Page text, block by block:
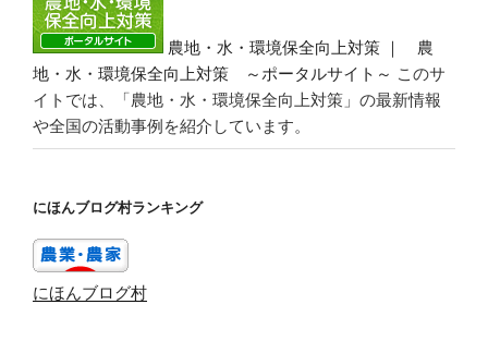
農地・水・環境保全向上対策 ｜ 農
地・水・環境保全向上対策 ～ポータルサイト～ このサ
イトでは、「農地・水・環境保全向上対策」の最新情報
や全国の活動事例を紹介しています。
にほんブログ村ランキング
にほんブログ村